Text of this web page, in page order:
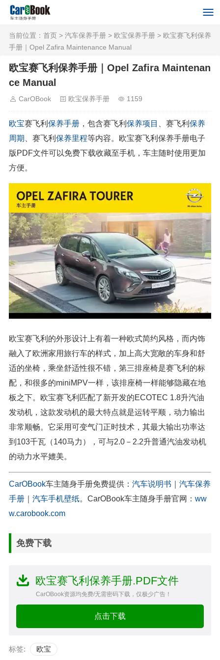
当前位置： 首页 > 汽车保养手册 > 欧宝保养手册 > 欧宝赛飞利保养
手册｜Opel Zafira Maintenance Manual
欧宝赛飞利保养手册｜Opel Zafira Maintenan
ce Manual
CarOBook 欧宝保养手册 1159
欧宝赛飞利 保养手册 ，包含赛飞利 保养项目 、赛飞利 保养
周期
、赛飞利 保养里程等内容。欧宝赛飞利保养手册电子
版PDF文件可以免费下载收藏至手机，车主随时使用更加
方便。
欧宝赛飞利的外形设计上有着一种欧式简约风格，而内饰
融入了欧洲家用旅行车的样式，加上高大宽敞的车身和舒
适的坐椅，乘坐舒适性很不错，第三排座椅是赛飞利的标
配，和很多的miniMPV一样，该排座椅一样能够隐藏在地
板之下。欧宝赛飞利匹配了新开发的ECOTEC 1.8升汽油
发动机，这款发动机的最大特点就是运转平顺，动力输出
非常顺畅。它采用可变气门正时技术，其最大输出功率达
到103千瓦（140马力），可与2.0－2.2升普通汽油发动机
的动力水平媲美。
CarOBook车主随身手册免费提供： 汽车说明书
汽车保养
手册
汽车手机壁纸。CarOBook车主随身手册官网： ww
w.carobook.com
免费下载
欧宝赛飞利保养手册.PDF文件
CarOBook资源均免费/无需密码下载，仅极少广告！
点击下载
标签: 欧宝